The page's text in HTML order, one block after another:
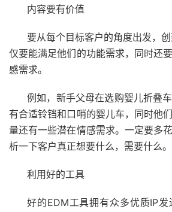
内容要有价值
要从每个目标客户的角度出发，
仅要能满足他们的功能需求，同时还
感需求。
例如，新手父母在选购婴儿折叠
有合适铃铛和口哨的婴儿车，同时他
量还有一些潜在情感需求。一定要多
析一下客户真正想要什么，需要什么。
利用好的工具
好的EDM工具拥有众多优质IP发